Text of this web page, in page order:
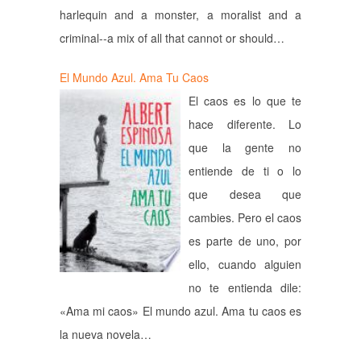
harlequin and a monster, a moralist and a
criminal--a mix of all that cannot or should…
El Mundo Azul. Ama Tu Caos
El caos es lo que te
hace diferente. Lo
que la gente no
entiende de ti o lo
que desea que
cambies. Pero el caos
es parte de uno, por
ello, cuando alguien
no te entienda dile:
«Ama mi caos» El mundo azul. Ama tu caos es
la nueva novela…